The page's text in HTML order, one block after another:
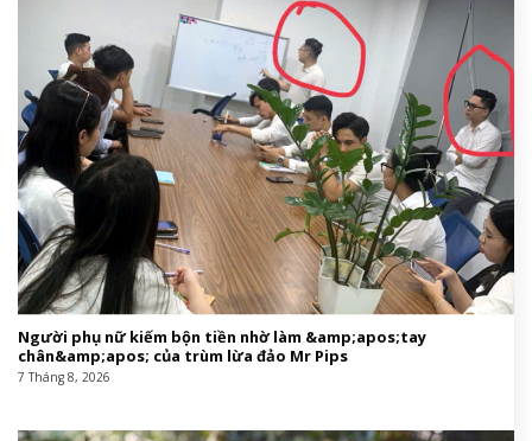
Người phụ nữ kiếm bộn tiền nhờ làm &amp;apos;tay
chân&amp;apos; của trùm lừa đảo Mr Pips
7 Tháng 8, 2026